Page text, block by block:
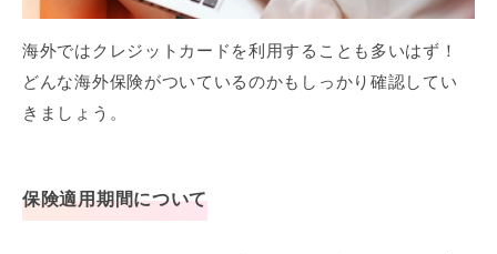
海外ではクレジットカードを利用することも多いはず！
どんな海外保険がついているのかもしっかり確認してい
きましょう。
保険適用期間について